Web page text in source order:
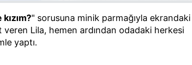
" sorusuna minik parmağıyla ekrandaki
veren Lila, hemen ardından odadaki herkesi
yaptı.